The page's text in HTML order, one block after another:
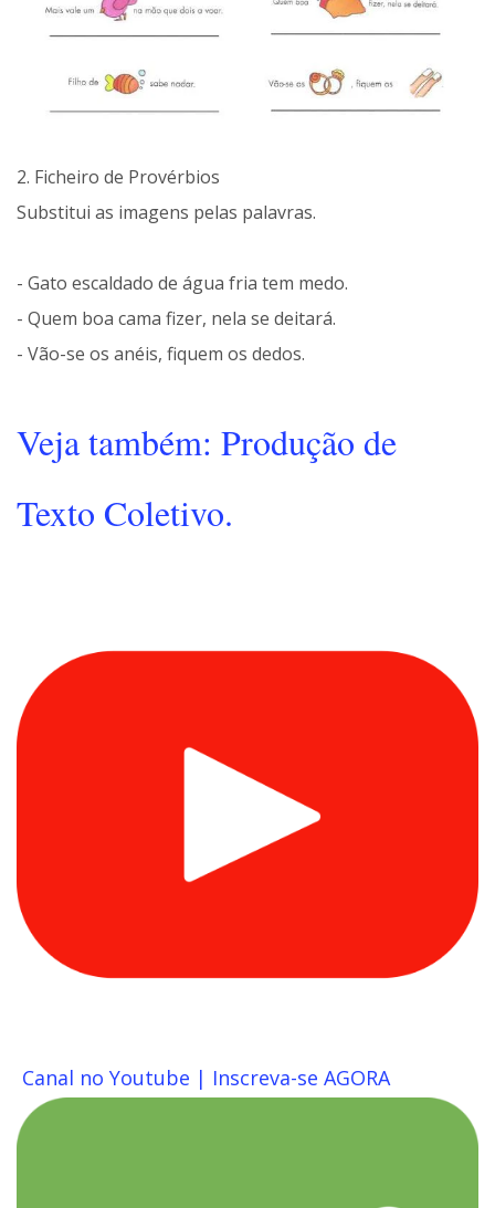
2. Ficheiro de Provérbios
Substitui as imagens pelas palavras.
- Gato escaldado de água fria tem medo.
- Quem boa cama fizer, nela se deitará.
- Vão-se os anéis, fiquem os dedos.
Veja também: Produção de
Texto Coletivo.
Canal no Youtube | Inscreva-se AGORA